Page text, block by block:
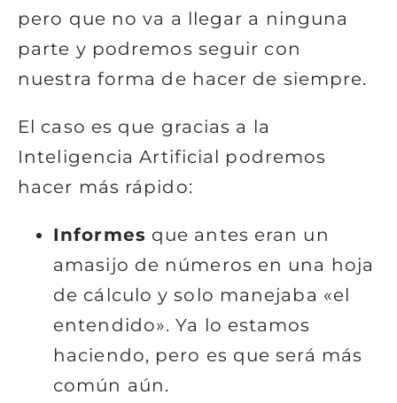
pero que no va a llegar a ninguna
parte y podremos seguir con
nuestra forma de hacer de siempre.
El caso es que gracias a la
Inteligencia Artificial podremos
hacer más rápido:
Informes que antes eran un
amasijo de números en una hoja
de cálculo y solo manejaba «el
entendido». Ya lo estamos
haciendo, pero es que será más
común aún.